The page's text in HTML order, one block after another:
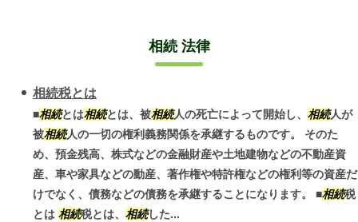
相続 法律
相続税とは
■相続とは相続とは、被相続人の死亡によって開始し、 相続人が
被相続人の一切の権利義務関係を承継するものです。 そのた
め、預金残高、株式などの金融財産や土地建物などの不動産資
産、車や家具などの動産、著作権や特許権などの権利等の資産だ
けでなく、債務などの債務を承継することになります。 ■相続税
とは 相続税とは、 相続した...